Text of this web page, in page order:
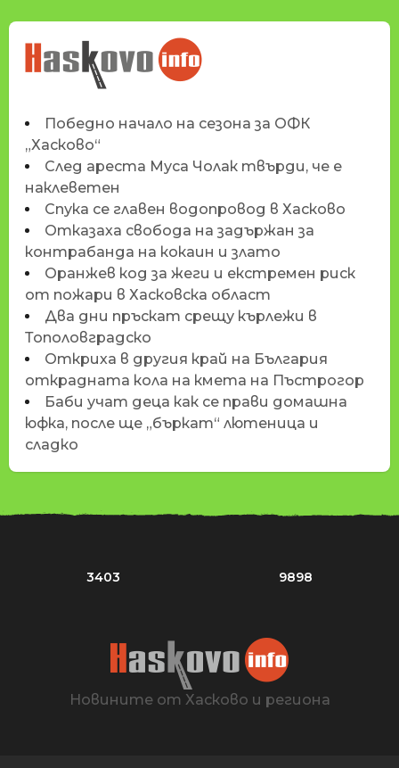
НОВИНИТЕ НА
HASKOVO.INFO
Победно начало на сезона за ОФК
„Хасково“
След ареста Муса Чолак твърди, че е
наклеветен
Спука се главен водопровод в Хасково
Отказаха свобода на задържан за
контрабанда на кокаин и злато
Оранжев код за жеги и екстремен риск
от пожари в Хасковска област
Два дни пръскат срещу кърлежи в
Тополовградско
Откриха в другия край на България
открадната кола на кмета на Пъстрогор
Баби учат деца как се прави домашна
юфка, после ще „бъркат“ лютеница и
сладко
3403 9898
Новините от Хасково и региона